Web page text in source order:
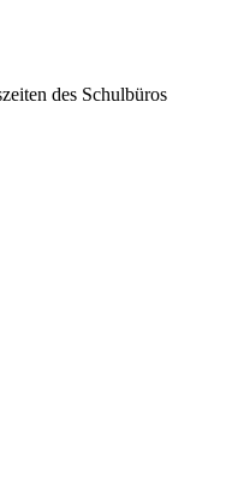
des Schulbüros